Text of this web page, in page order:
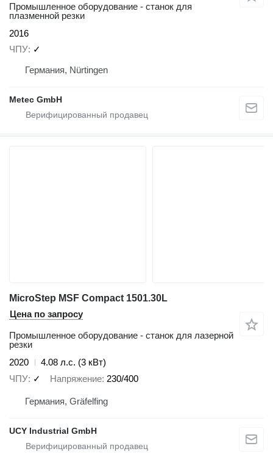
Промышленное оборудование - станок для
плазменной резки
2016
ЧПУ ✓
Германия, Nürtingen
Metec GmbH
MicroStep MSF Compact 1501.30L
Цена по запросу
Промышленное оборудование - станок для лазерной
резки
2020
4.08 л.с. (3 кВт)
ЧПУ ✓ Напряжение 230/400
Германия, Gräfelfing
UCY Industrial GmbH